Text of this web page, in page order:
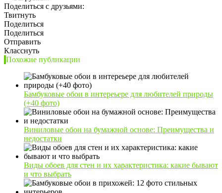
Поделиться с друзьями:
Твитнуть
Поделиться
Поделиться
Отправить
Класснуть
Похожие публикации
Бамбуковые обои в интереьере для любителей природы
(+40 фото)
Виниловые обои на бумажной основе: Преимущества и
недостатки
Виды обоев для стен и их характеристика: какие бывают
и что выбрать